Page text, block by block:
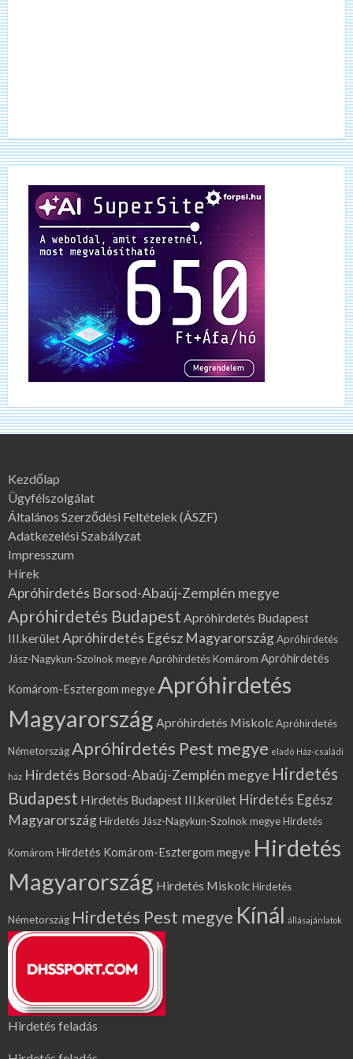
Kezdőlap
Ügyfélszolgálat
Általános Szerződési Feltételek (ÁSZF)
Adatkezelési Szabályzat
Impresszum
Hírek
Apróhirdetés Borsod-Abaúj-Zemplén megye
Apróhirdetés Budapest Apróhirdetés Budapest
III.kerületApróhirdetés Egész MagyarországApróhirdetés
Jász-Nagykun-Szolnok megyeApróhirdetés Komárom Apróhirdetés
Komárom-Esztergom megye Apróhirdetés
Magyarország Apróhirdetés MiskolcApróhirdetés
NémetországApróhirdetés Pest megye eladó Ház-családi
ház Hirdetés Borsod-Abaúj-Zemplén megye Hirdetés
Budapest Hirdetés Budapest III.kerület Hirdetés Egész
MagyarországHirdetés Jász-Nagykun-Szolnok megyeHirdetés
Komárom Hirdetés Komárom-Esztergom megye Hirdetés
Magyarország Hirdetés MiskolcHirdetés
Németország Hirdetés Pest megye Kínál állásajánlatok
Hirdetés feladás